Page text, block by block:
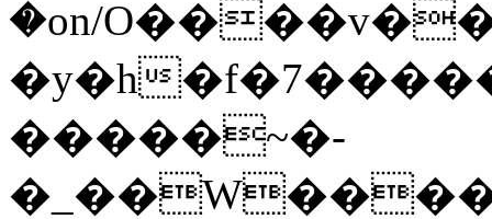
�on/
�y�h
�����~�-